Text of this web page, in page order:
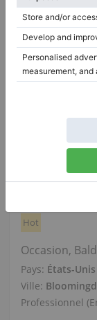
Hot
Occasion,
Pays: États-Unis
Ville:
Professionnel